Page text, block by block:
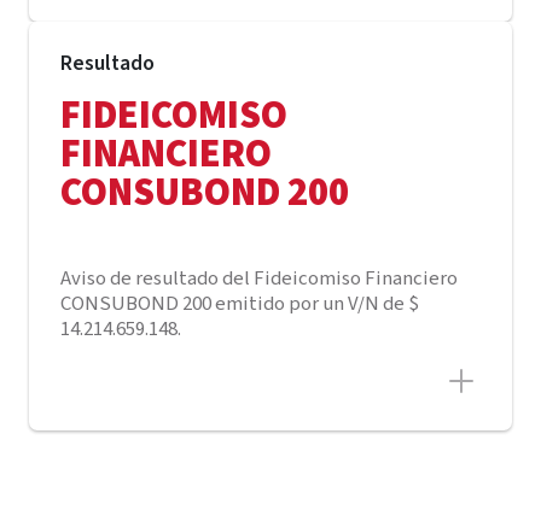
Resultado
FIDEICOMISO
FINANCIERO
CONSUBOND 200
Aviso de resultado del Fideicomiso Financiero
CONSUBOND 200 emitido por un V/N de $
14.214.659.148.